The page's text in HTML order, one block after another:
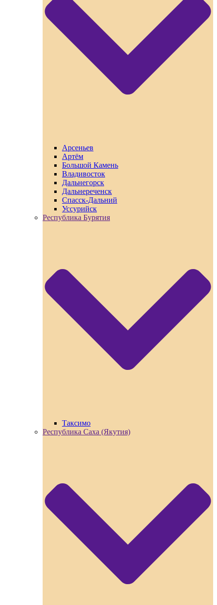
Арсеньев
Артём
Большой Камень
Владивосток
Дальнегорск
Дальнереченск
Спасск-Дальний
Уссурийск
Республика Бурятия
Таксимо
Республика Саха (Якутия)